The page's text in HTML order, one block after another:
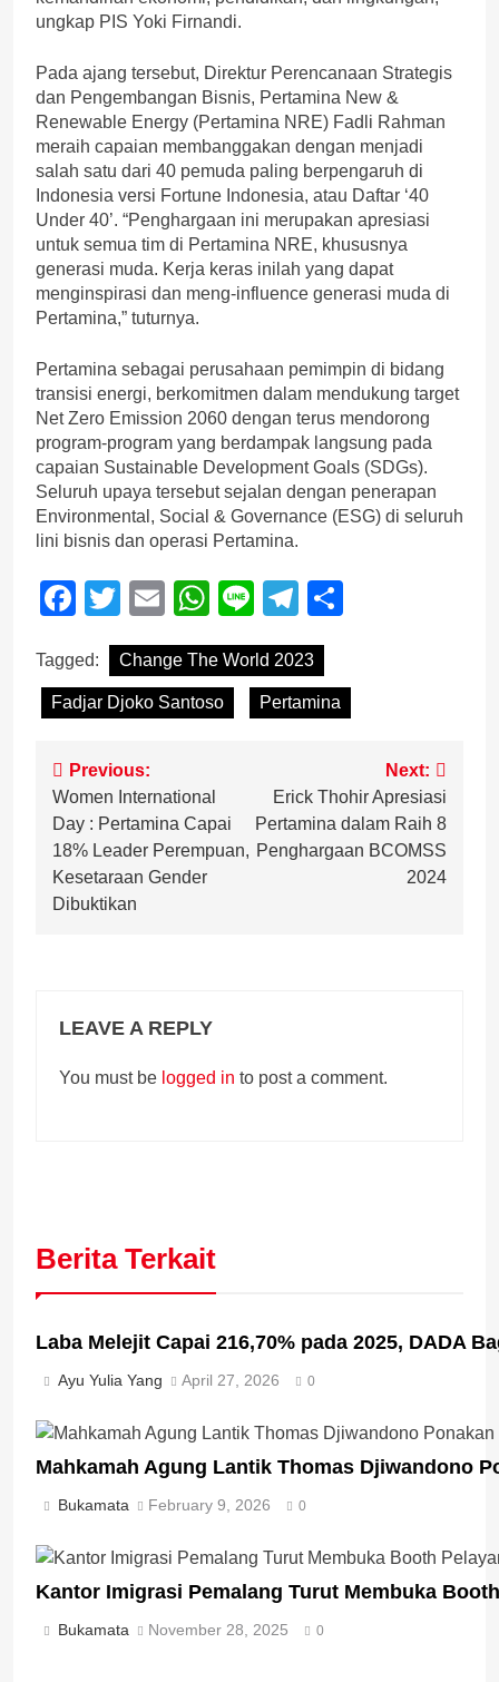
ungkap PIS Yoki Firnandi.
Pada ajang tersebut, Direktur Perencanaan Strategis
dan Pengembangan Bisnis, Pertamina New &
Renewable Energy (Pertamina NRE) Fadli Rahman
meraih capaian membanggakan dengan menjadi
salah satu dari 40 pemuda paling berpengaruh di
Indonesia versi Fortune Indonesia, atau Daftar ‘40
Under 40’. “Penghargaan ini merupakan apresiasi
untuk semua tim di Pertamina NRE, khususnya
generasi muda. Kerja keras inilah yang dapat
menginspirasi dan meng-influence generasi muda di
Pertamina,” tuturnya.
Pertamina sebagai perusahaan pemimpin di bidang
transisi energi, berkomitmen dalam mendukung target
Net Zero Emission 2060 dengan terus mendorong
program-program yang berdampak langsung pada
capaian Sustainable Development Goals (SDGs).
Seluruh upaya tersebut sejalan dengan penerapan
Environmental, Social & Governance (ESG) di seluruh
lini bisnis dan operasi Pertamina.
Facebook
Twitter
EmailWhatsApp
LineTelegram
Tagged: Change The World 2023
Fadjar Djoko Santoso Pertamina
Post
navigation
Previous:
Women International
Day : Pertamina Capai
18% Leader Perempuan,
Kesetaraan Gender
Dibuktikan
Next:
Erick Thohir Apresiasi
Pertamina dalam Raih 8
Penghargaan BCOMSS
2024
LEAVE A REPLY
You must be logged in to post a comment.
Berita Terkait
Laba Melejit Capai 216,70% pada 2025, DADA
Ayu Yulia Yang April 27, 2026 0
Mahkamah Agung Lantik Thomas Djiwandono
Bukamata February 9, 2026 0
Kantor Imigrasi Pemalang Turut Membuka
Bukamata November 28, 2025 0